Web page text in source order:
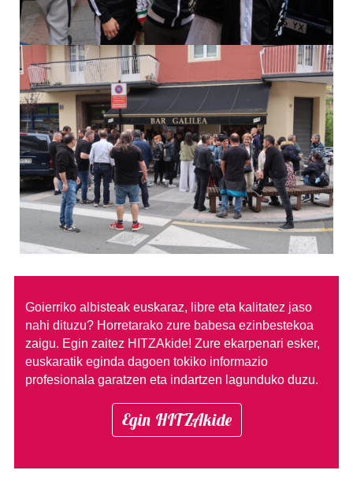
Goierriko albisteak euskaraz, libre eta kalitatez jaso
nahi dituzu? Horretarako zure babesa ezinbestekoa
zaigu. Egin zaitez HITZAkide! Zure ekarpenari esker,
euskaratik eginda dagoen tokiko informazio
profesionala garatzen eta indartzen lagunduko duzu.
Egin HITZAkide